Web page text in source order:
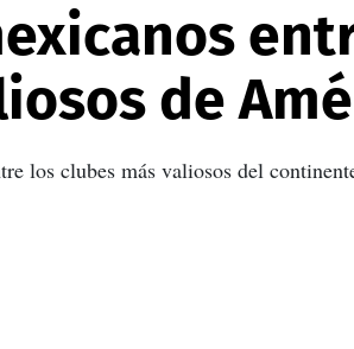
de
los clubes más valiosos del